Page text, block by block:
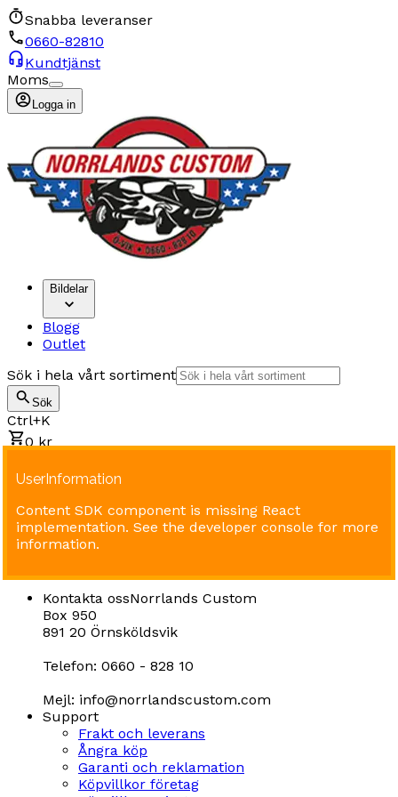
Snabba leveranser
0660-82810
Kundtjänst
Moms
Logga in
Bildelar
Blogg
Outlet
Sök i hela vårt sortiment
Sök
Ctrl+K
0 kr
UserInformation
Content SDK component is missing React
implementation. See the developer console for more
information.
Kontakta ossNorrlands Custom
Box 950
891 20 Örnsköldsvik
Telefon: 0660 - 828 10
Mejl: info@norrlandscustom.com
Support
Frakt och leverans
Ångra köp
Garanti och reklamation
Köpvillkor företag